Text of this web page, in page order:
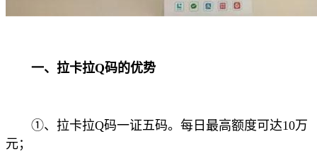
一、拉卡拉Q码的优势
①、拉卡拉Q码一证五码。每日最高额度可达10万
元；